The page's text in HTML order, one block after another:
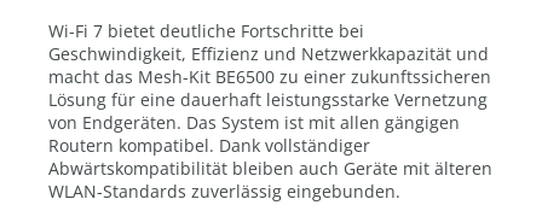
Wi-Fi 7 bietet deutliche Fortschritte bei
Geschwindigkeit, Effizienz und Netzwerkkapazität und
macht das Mesh-Kit BE6500 zu einer zukunftssicheren
Lösung für eine dauerhaft leistungsstarke Vernetzung
von Endgeräten. Das System ist mit allen gängigen
Routern kompatibel. Dank vollständiger
Abwärtskompatibilität bleiben auch Geräte mit älteren
WLAN-Standards zuverlässig eingebunden.